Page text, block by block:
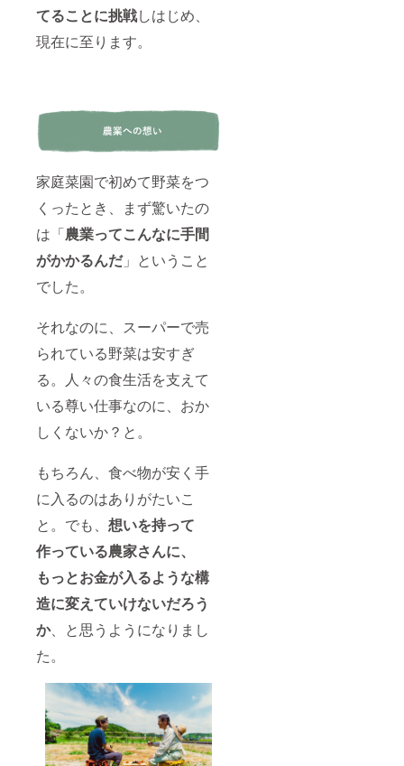
てることに挑戦しはじめ、
現在に至ります。
家庭菜園で初めて野菜をつ
くったとき、まず驚いたの
は「農業ってこんなに手間
がかかるんだ」ということ
でした。
それなのに、スーパーで売
られている野菜は安すぎ
る。人々の食生活を支えて
いる尊い仕事なのに、おか
しくないか？と。
もちろん、食べ物が安く手
に入るのはありがたいこ
と。でも、 想いを持って
作っている農家さんに、
もっとお金が入るような構
造に変えていけないだろう
か、と思うようになりまし
た。